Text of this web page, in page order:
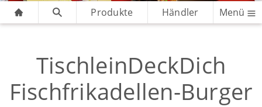
Produkte Händler Menü
TischleinDeckDich
Fischfrikadellen-Burger